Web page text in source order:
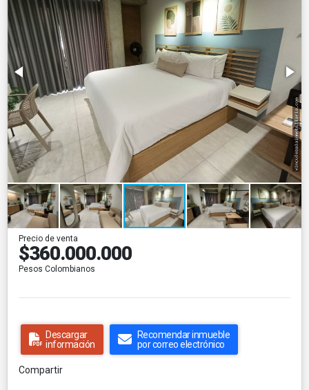
Precio de venta
$360.000.000
Pesos Colombianos
Descargar
información
Recomendar inmueble
por correo electrónico
Compartir